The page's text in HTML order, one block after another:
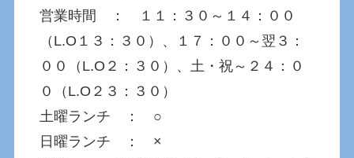
営業時間 ： １１：３０～１４：００
（L.O１３：３０）、１７：００～翌３：
００（L.O２：３０）、土・祝～２４：０
０（L.O２３：３０）
土曜ランチ ： ○
日曜ランチ ： ×